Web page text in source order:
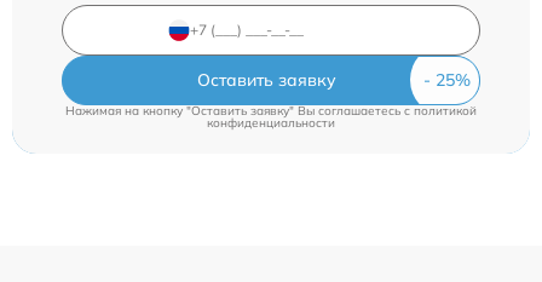
Оставить заявку
Нажимая на кнопку "Оставить заявку" Вы соглашаетесь cполитикой
конфиденциальности